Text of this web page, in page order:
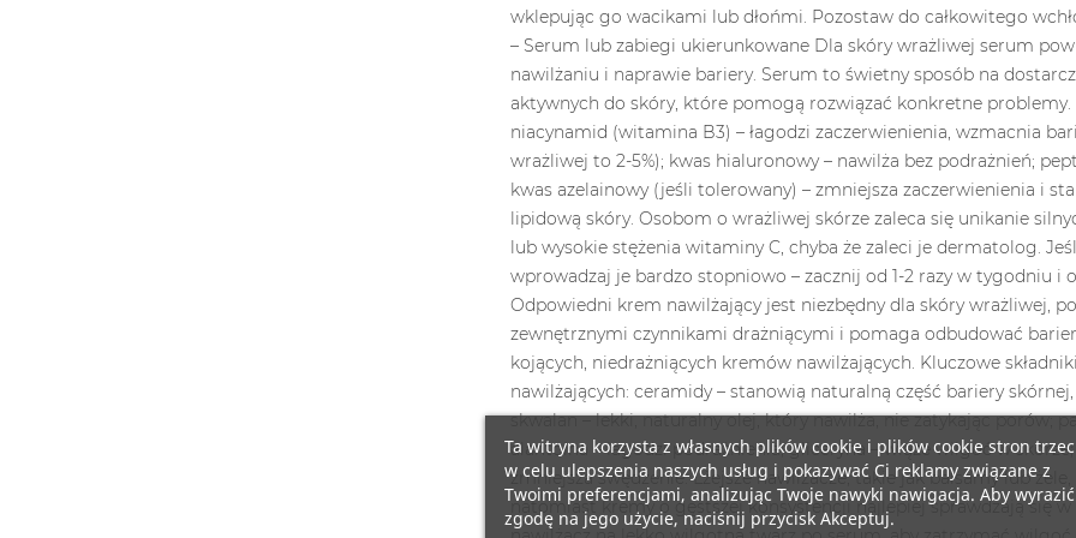
Ta witryna korzysta z własnych plików cookie i plików cookie stron
w celu ulepszenia naszych usług i pokazywać Ci reklamy związane z
Twoimi preferencjami, analizując Twoje nawyki nawigacja. Aby wyrazić
zgodę na jego użycie, naciśnij przycisk Akceptuj.